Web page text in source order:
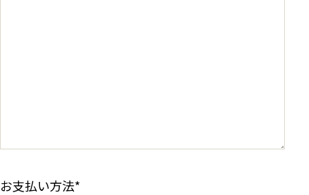
お支払い方法*